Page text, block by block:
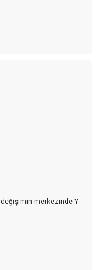
değişimin merkezinde Y